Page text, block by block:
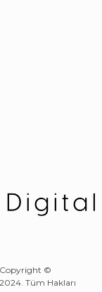
©
2024. Tüm Hakları